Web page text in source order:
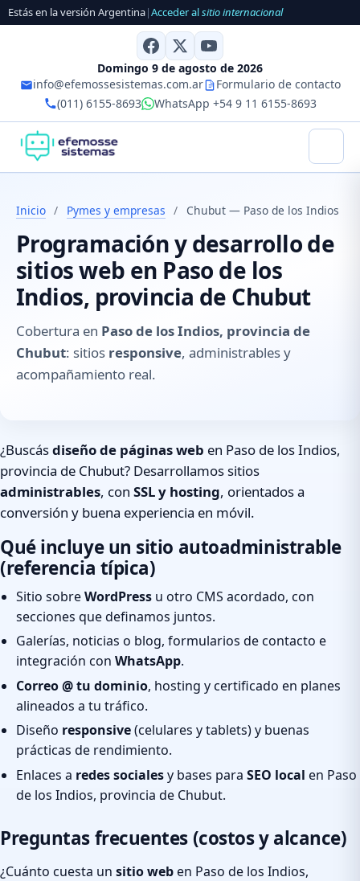
Estás en la versión Argentina|Acceder alsitio internacional
Domingo 9 de agosto de 2026
info@efemossesistemas.com.ar
Formulario de contacto
(011) 6155-8693
WhatsApp +54 9 11 6155-8693
Inicio / Pymes y empresas / Chubut — Paso de los Indios
Programación y desarrollo de
sitios web en Paso de los
Indios, provincia de Chubut
Cobertura en Paso de los Indios, provincia de
Chubut: sitios responsive, administrables y
acompañamiento real.
¿Buscásdiseño de páginas web en Paso de los Indios,
provincia de Chubut? Desarrollamos sitios
administrables, con SSL y hosting, orientados a
conversión y buena experiencia en móvil.
Qué incluye un sitio autoadministrable
(referencia típica)
Sitio sobreWordPress u otro CMS acordado, con
secciones que definamos juntos.
Galerías, noticias o blog, formularios de contacto e
integración con WhatsApp.
Correo @ tu dominio, hosting y certificado en planes
alineados a tu tráfico.
Diseño responsive(celulares y tablets) y buenas
prácticas de rendimiento.
Enlaces a redes socialesy bases para SEO local en Paso
de los Indios, provincia de Chubut.
Preguntas frecuentes (costos y alcance)
¿Cuánto cuesta un sitio weben Paso de los Indios,